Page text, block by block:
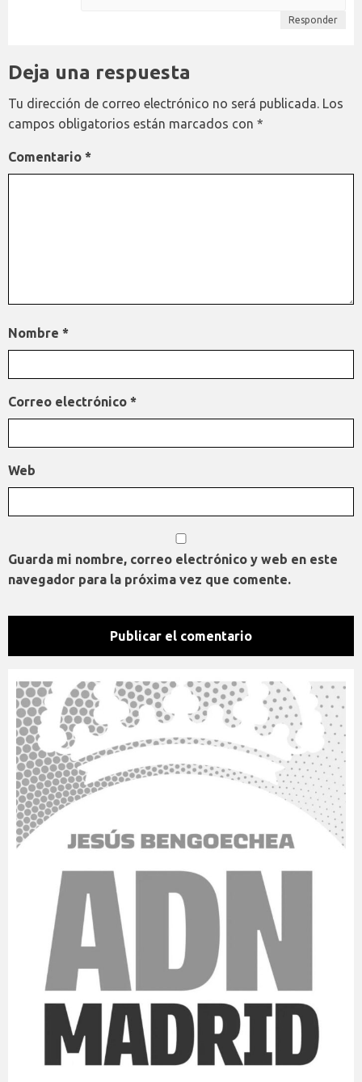
Responder
Deja una respuesta
Tu dirección de correo electrónico no será publicada. Los
campos obligatorios están marcados con *
Comentario *
Nombre *
Correo electrónico *
Web
Guarda mi nombre, correo electrónico y web en este
navegador para la próxima vez que comente.